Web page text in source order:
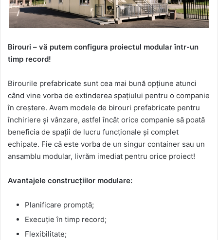
Birouri – vă putem configura proiectul modular într-un
timp record!
Birourile prefabricate sunt cea mai bună opțiune atunci
când vine vorba de extinderea spațiului pentru o companie
în creștere. Avem modele de birouri prefabricate pentru
închiriere și vânzare, astfel încât orice companie să poată
beneficia de spații de lucru funcționale și complet
echipate. Fie că este vorba de un singur container sau un
ansamblu modular, livrăm imediat pentru orice proiect!
Avantajele construcțiilor modulare:
Planificare promptă;
Execuție în timp record;
Flexibilitate;